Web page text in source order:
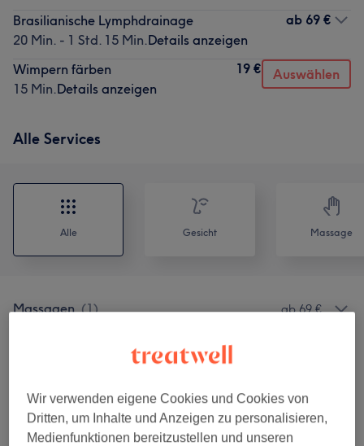
Brasilianische Lymphdrainage
20 Min. - 1 Std. 15 Min.Details anzeigen
ab 69 €
Wimpern färben
15 Min.Details anzeigen
19 € Auswählen
Alle Services
Alle Gesicht Massage
Massagen (1) ab 69 €
Wimpernverlängerungen (7)
Gesichtsbehandlungen ( 5)
Wir verwenden eigene Cookies und Cookies von
Dritten, um Inhalte und Anzeigen zu personalisieren,
Medienfunktionen bereitzustellen und unseren